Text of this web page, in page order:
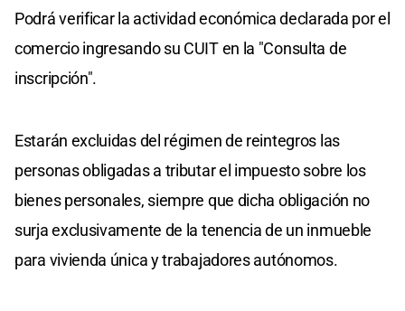
Podrá verificar la actividad económica declarada por el
comercio ingresando su CUIT en la "Consulta de
inscripción".
Estarán excluidas del régimen de reintegros las
personas obligadas a tributar el impuesto sobre los
bienes personales, siempre que dicha obligación no
surja exclusivamente de la tenencia de un inmueble
para vivienda única y trabajadores autónomos.